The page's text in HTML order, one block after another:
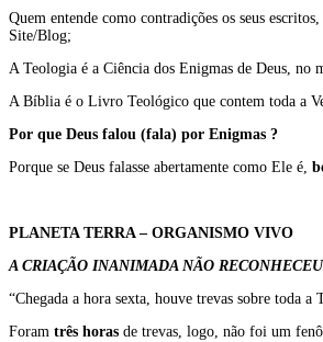
Quem entende como contradições os seus
Site/Blog;
A Teologia é a Ciência dos Enigmas de Deus, no
A Bíblia é o Livro Teológico que contem toda a
Por que Deus falou (fala) por Enigmas ?
Porque se Deus falasse abertamente como Ele é,
PLANETA TERRA – ORGANISMO VIVO
A CRIAÇÃO INANIMADA NÃO
“Chegada a hora sexta, houve trevas sobre toda a
Foram três horas de trevas, logo, não foi um